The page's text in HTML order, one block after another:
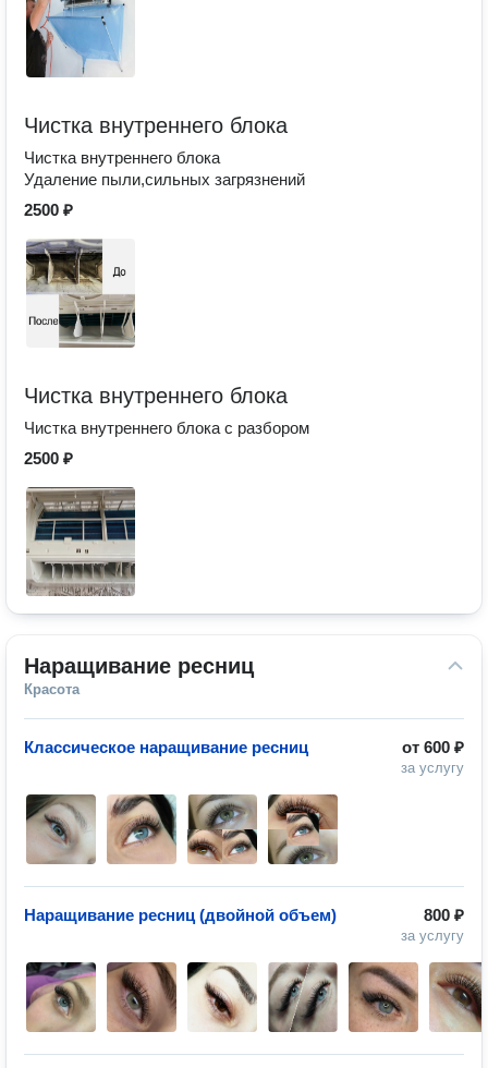
Чистка внутреннего блока
Чистка внутреннего блока
Удаление пыли,сильных загрязнений
2500 ₽
Чистка внутреннего блока
Чистка внутреннего блока с разбором
2500 ₽
Наращивание ресниц
Красота
от 600 ₽
за услугу
Классическое наращивание ресниц
800 ₽
за услугу
Наращивание ресниц (двойной объем)